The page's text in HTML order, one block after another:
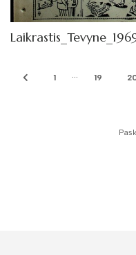
1 19